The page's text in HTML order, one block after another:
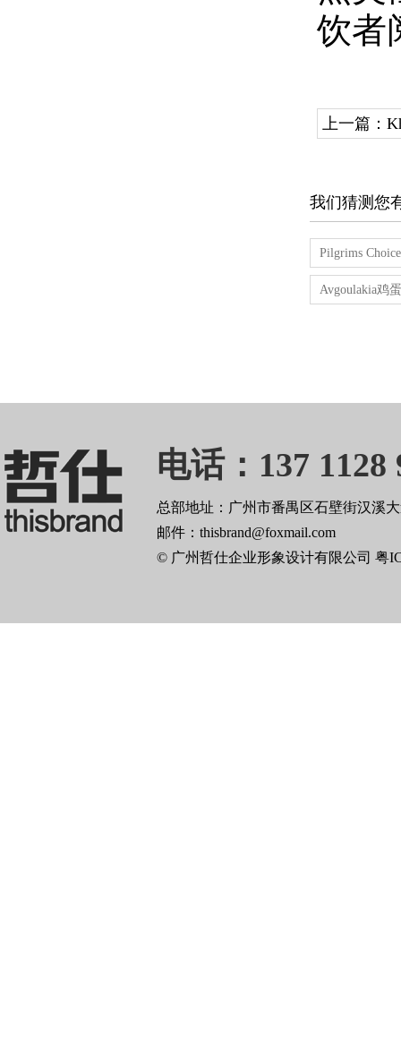
饮者
上一篇：
我们猜测您
Pilgrims
Avgoulakia鸡
电话：137 1128
总部地址：广州市番禺区石壁街汉溪
邮件：thisbrand@foxmail.com
© 广州哲仕企业形象设计有限公司 粤